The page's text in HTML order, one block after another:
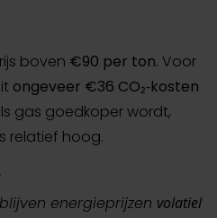
boven €90 per ton. Voor
ongeveer €36 CO₂‑kosten
gas goedkoper wordt,
relatief hoog.
energieprijzen volatiel